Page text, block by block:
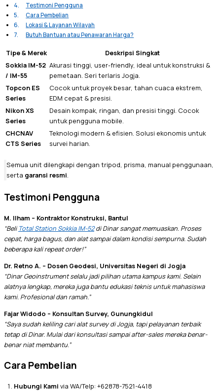
Testimoni Pengguna
Cara Pembelian
Lokasi & Layanan Wilayah
Butuh Bantuan atau Penawaran Harga?
Tipe & Merek
Deskripsi Singkat
Sokkia IM-52
/ IM-55
Akurasi tinggi, user-friendly, ideal untuk konstruksi &
pemetaan. Seri terlaris Jogja.
Topcon ES
Series
Cocok untuk proyek besar, tahan cuaca ekstrem,
EDM cepat & presisi.
Nikon XS
Series
Desain kompak, ringan, dan presisi tinggi. Cocok
untuk pengguna mobile.
CHCNAV
CTS Series
Teknologi modern & efisien. Solusi ekonomis untuk
survei harian.
Semua unit dilengkapi dengan tripod, prisma, manual penggunaan,
serta garansi resmi.
Testimoni Pengguna
M. Ilham – Kontraktor Konstruksi, Bantul
“Beli Total Station Sokkia IM-52di Dinar sangat memuaskan. Proses
cepat, harga bagus, dan alat sampai dalam kondisi sempurna. Sudah
beberapa kali repeat order!”
Dr. Retno A. – Dosen Geodesi, Universitas Negeri di Jogja
“Dinar Geoinstrument selalu jadi pilihan utama kampus kami. Selain
alatnya lengkap, mereka juga bantu edukasi teknis untuk mahasiswa
kami. Profesional dan ramah.”
Fajar Widodo – Konsultan Survey, Gunungkidul
“Saya sudah keliling cari alat survey di Jogja, tapi pelayanan terbaik
tetap di Dinar. Mulai dari konsultasi sampai after-sales mereka benar-
benar niat membantu.”
Cara Pembelian
Hubungi Kami via WA/Telp: +62878-7521-4418